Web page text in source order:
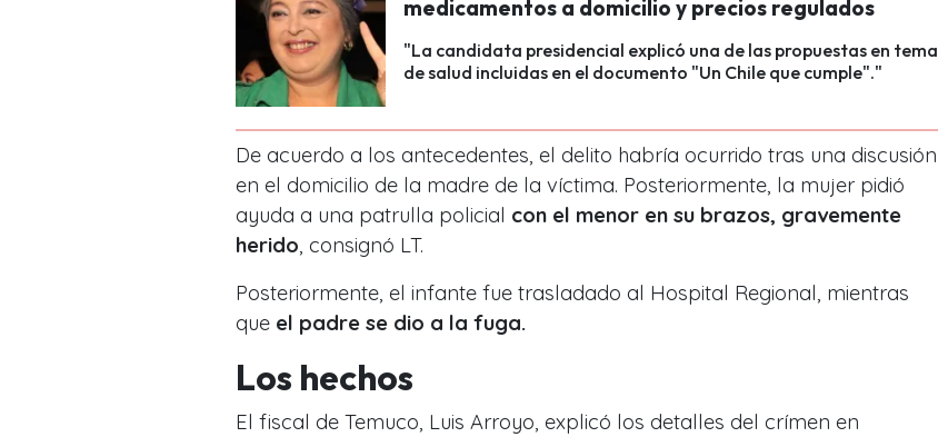
medicamentos a domicilio y precios regulados
"La candidata presidencial explicó una de las propuestas en tema
de salud incluidas en el documento "Un Chile que cumple"."
De acuerdo a los antecedentes, el delito habría ocurrido tras una discusión
en el domicilio de la madre de la víctima. Posteriormente, la mujer pidió
ayuda a una patrulla policial con el menor en su brazos, gravemente
herido , consignó LT.
Posteriormente, el infante fue trasladado al Hospital Regional, mientras
que el padre se dio a la fuga.
Los hechos
El fiscal de Temuco, Luis Arroyo, explicó los detalles del crímen en